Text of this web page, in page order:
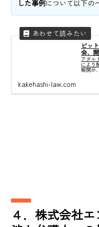
した事例 について以下の
ビッ
会、
アダル
により
報開示
りまし
kakehashi-law.com
４．株式会社